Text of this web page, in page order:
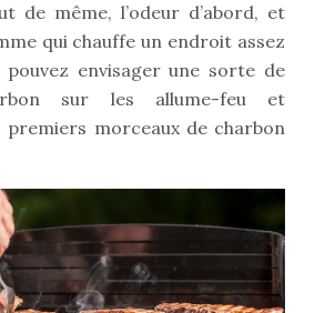
de même, l’odeur d’abord, et
qui chauffe un endroit assez
envisager une sorte de
sur les allume-feu et
morceaux de charbon